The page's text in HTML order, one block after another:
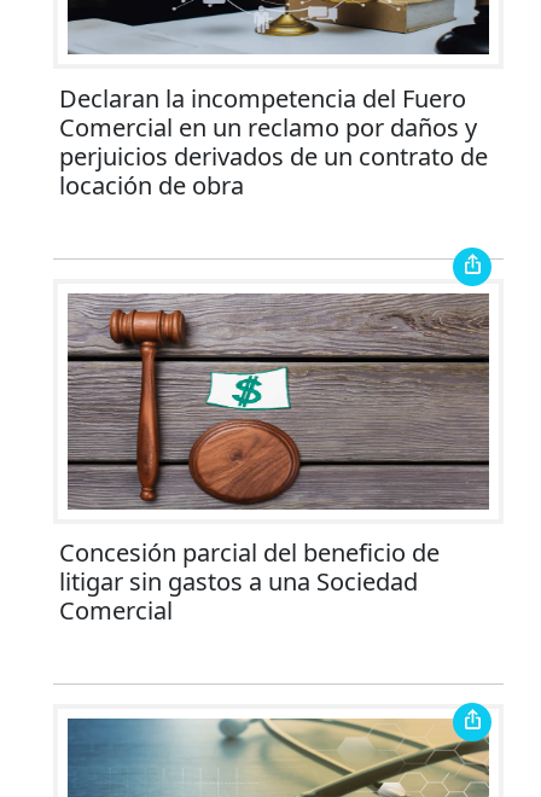
Declaran la incompetencia del Fuero
Comercial en un reclamo por daños y
perjuicios derivados de un contrato de
locación de obra
Concesión parcial del beneficio de
litigar sin gastos a una Sociedad
Comercial